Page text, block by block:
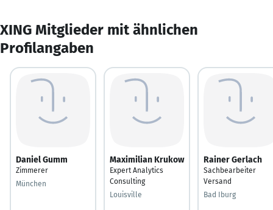
XING Mitglieder mit ähnlichen
Profilangaben
Daniel Gumm
Zimmerer
München
Maximilian Krukow
Expert Analytics
Consulting
Louisville
Rainer Gerlach
Sachbearbeiter
Versand
Bad Iburg